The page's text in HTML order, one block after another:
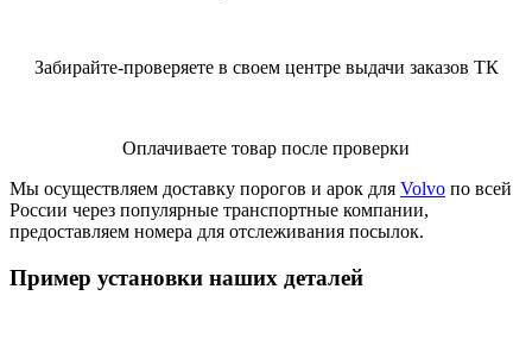
Забирайте-проверяете в своем центре выдачи заказов ТК
Оплачиваете товар после проверки
Мы осуществляем доставку порогов и арок для Volvo по всей
России через популярные транспортные компании,
предоставляем номера для отслеживания посылок.
Пример установки наших деталей